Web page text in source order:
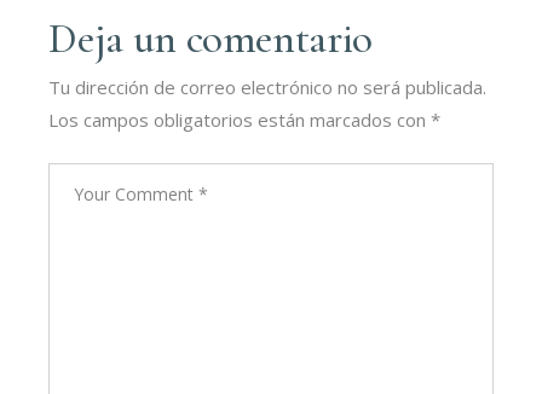
Deja un comentario
Tu dirección de correo electrónico no será publicada.
Los campos obligatorios están marcados con*